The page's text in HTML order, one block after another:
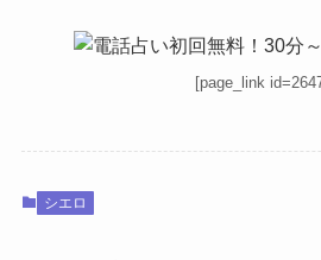
[page_link
シエロ